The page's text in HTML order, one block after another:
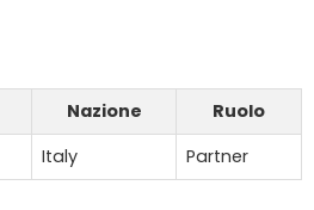
Nazione
Ruolo
Italy Partner